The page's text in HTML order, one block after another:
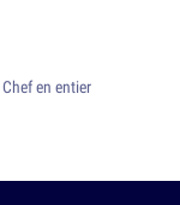
en entier